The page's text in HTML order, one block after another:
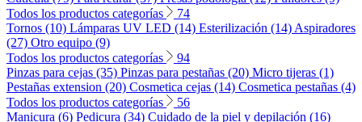
Todos los productos categorías
74
Tornos (10) Lámparas UV LED (14) Esterilización (14) Aspiradores
(27) Otro equipo (9)
Todos los productos categorías
94
Pinzas para cejas (35) Pinzas para pestañas (20) Micro tijeras (1)
Pestañas extension (20) Cosmetica cejas (14) Cosmetica pestañas (4)
Todos los productos categorías
56
Manicura (6) Pedicura (34) Cuidado de la piel y depilación (16)